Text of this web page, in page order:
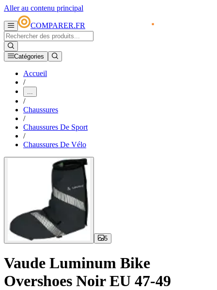
Aller au contenu principal
COMPARER.FR
Catégories
Accueil
/
...
/
Chaussures
/
Chaussures De Sport
/
Chaussures De Vélo
5
Vaude Luminum Bike
Overshoes Noir EU 47-49